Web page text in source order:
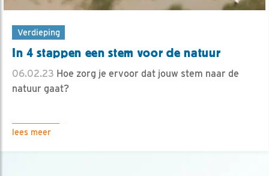
Verdieping
In 4 stappen een stem voor de natuur
06.02.23 Hoe zorg je ervoor dat jouw stem naar de
natuur gaat?
lees meer